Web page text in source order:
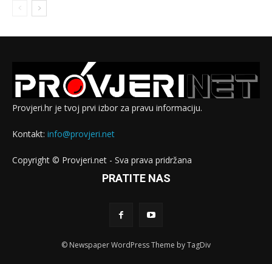
Provjeri.hr je tvoj prvi izbor za pravu informaciju.
Kontakt: info@provjeri.net
Copyright © Provjeri.net - Sva prava pridržana
PRATITE NAS
© Newspaper WordPress Theme by TagDiv